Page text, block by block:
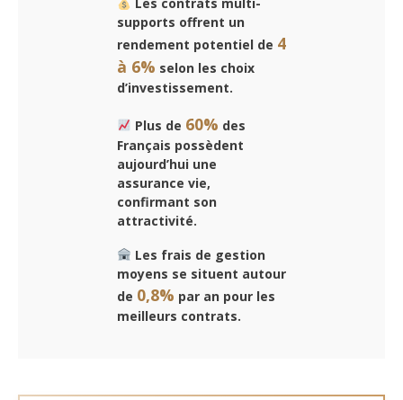
supports offrent un
rendement potentiel de 4
à 6% selon les choix
d’investissement.
Plus de 60% des
Français possèdent
aujourd’hui une
assurance vie,
confirmant son
attractivité.
Les frais de gestion
moyens se situent autour
de 0,8% par an pour les
meilleurs contrats.